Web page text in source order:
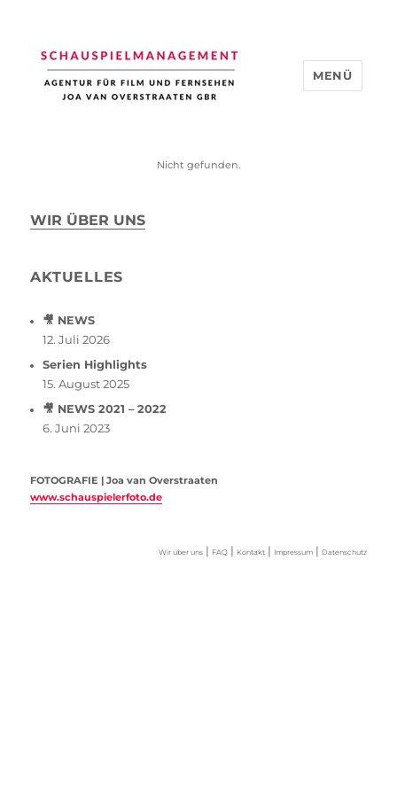
MENÜ
Nicht gefunden.
WIR ÜBER UNS
AKTUELLES
🎥 NEWS
12. Juli 2026
Serien Highlights
15. August 2025
🎥 NEWS 2021 – 2022
6. Juni 2023
FOTOGRAFIE | Joa van Overstraaten
www.schauspielerfoto.de
Wir über uns| FAQ| Kontakt| Impressum| Datenschutz